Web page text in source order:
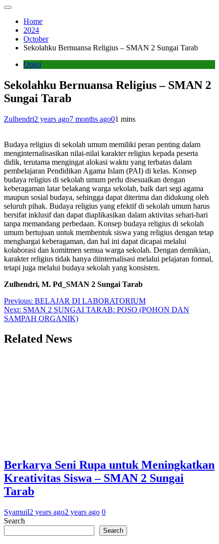
Home
2024
October
Sekolahku Bernuansa Religius – SMAN 2 Sungai Tarab
Opini
Sekolahku Bernuansa Religius – SMAN 2
Sungai Tarab
Zulhendri2 years ago7 months ago01 mins
Budaya religius di sekolah umum memiliki peran penting dalam
menginternalisasikan nilai-nilai karakter religius kepada peserta
didik, terutama mengingat alokasi waktu yang terbatas dalam
pembelajaran Pendidikan Agama Islam (PAI) di kelas. Konsep
budaya religius di sekolah umum perlu disesuaikan dengan
keberagaman latar belakang warga sekolah, baik dari segi agama
maupun sosial budaya, sehingga dapat diterima dan didukung oleh
seluruh pihak. Budaya religius yang efektif di sekolah umum harus
bersifat inklusif dan dapat diaplikasikan dalam aktivitas sehari-hari
tanpa memandang perbedaan. Konsep budaya religius di sekolah
umum bertujuan untuk membentuk siswa yang religius dengan tetap
menghargai keberagaman, dan hal ini dapat dicapai melalui
kolaborasi dan komitmen semua warga sekolah. Dengan demikian,
karakter religius tidak hanya diinternalisasi melalui pelajaran formal,
tetapi juga melalui budaya sekolah yang konsisten.
Zulhendri, M. Pd_SMAN 2 Sungai Tarab
Post
navigation
Previous: BELAJAR DI LABORATORIUM
Next: SMAN 2 SUNGAI TARAB: POSO (POHON DAN
SAMPAH ORGANIK)
Related News
Berkarya Seni Rupa untuk Meningkatkan
Kreativitas Siswa – SMAN 2 Sungai
Tarab
Syamuil2 years ago2 years ago 0
Search
Search